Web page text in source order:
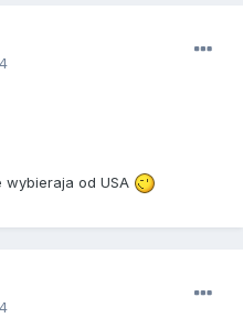
wybieraja od USA